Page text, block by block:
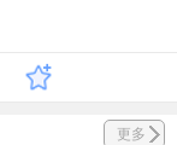
更多